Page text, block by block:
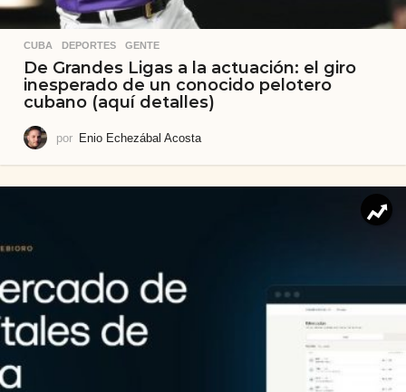
CUBA ,DEPORTES ,GENTE
De Grandes Ligas a la actuación: el giro
inesperado de un conocido pelotero
cubano (aquí detalles)
por Enio Echezábal Acosta